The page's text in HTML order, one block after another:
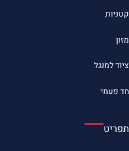
קטניות
מזון
ציוד למנגל
חד פעמי
תפריט